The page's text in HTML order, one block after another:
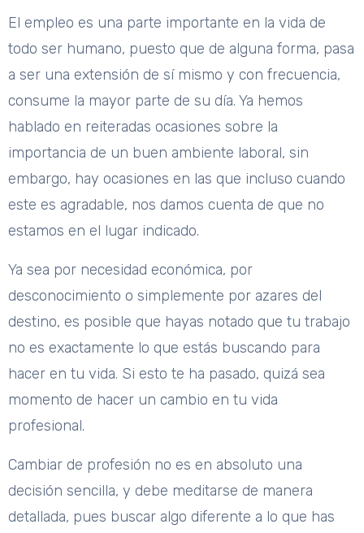
El empleo es una parte importante en la vida de
todo ser humano, puesto que de alguna forma, pasa
a ser una extensión de sí mismo y con frecuencia,
consume la mayor parte de su día. Ya hemos
hablado en reiteradas ocasiones sobre la
importancia de un buen ambiente laboral, sin
embargo, hay ocasiones en las que incluso cuando
este es agradable, nos damos cuenta de que no
estamos en el lugar indicado.
Ya sea por necesidad económica, por
desconocimiento o simplemente por azares del
destino, es posible que hayas notado que tu trabajo
no es exactamente lo que estás buscando para
hacer en tu vida. Si esto te ha pasado, quizá sea
momento de hacer un cambio en tu vida
profesional.
Cambiar de profesión no es en absoluto una
decisión sencilla, y debe meditarse de manera
detallada, pues buscar algo diferente a lo que has